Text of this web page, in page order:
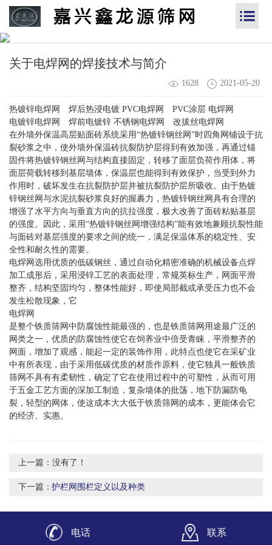
关于电焊网的焊接技术与简介
1628 2021-05-20
热镀锌电焊网 焊后热浸电镀 PVC电焊网 PVC涂层 电焊网
电镀锌电焊网 焊前电镀锌 不锈钢电焊网 改拔丝电焊网
在外墙外保温高层贴面砖系统采用“热镀锌钢丝网”时四角网铺设于抗
裂砂浆之中，使外墙外保温砖抗裂防护层得到有效加强，再通过锚
固件将热镀锌钢丝网与结构直接固定，转移了面层负荷作用体，将
面层荷载转移到基层墙体，保温层也能得到有效保护，当受到外力
作用时，破坏发生在抗裂防护层并被抗裂防护层所吸收。由于热镀
锌钢丝网与水泥抗裂砂浆良好的握裹力，热镀锌钢丝网具有合理的
增强了水平方向与垂直方向的抗拉强度，极大改善了面砖粘贴基层
的强度。因此，采用“热镀锌钢丝网增强结构”能有效地兼顾抗裂性能
与面砖对基层强度的要求之间的统一，满足保温体系的稳定性、安
全性和耐久性的需要。
电焊网选用优质的低碳钢丝，通过自动化精密准确的机械设备点焊
加工成形后，采用浸锌工艺的表面处理，常规英标生产，网面平滑
整齐，结构坚固均匀，整体性能好，即使局部截或承受压力也不会
发生松散现象，它
电焊网
是整个铁质筛网中防腐蚀性能最强的，也是铁质筛网用途最广泛的
网类之一，优质的防腐蚀性使它在饲养业中倍受青睐，平滑整齐的
网面，增加了观感，能起一定的装饰作用，此特点也使它在采矿业
中有所表现，由于采用低碳优质的材质作原料，使它独具一般铁质
筛网不具有有柔韧性，确定了它在使用过程中的可塑性，从而可用
于五金工艺方面的深加工制造，复杂墙体的批荡，地下防漏防龟
裂，轻型的网体，使这成本大大低于铁质筛网的成本，更能体会它
的经济、实惠。
上一篇：没有了！
下一篇：护栏网围栏定义以及种类
电话 联系